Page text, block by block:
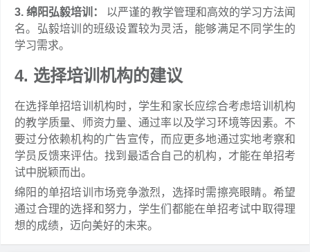
3. 绵阳弘毅培训：
以严谨的教学管理和高效的学习方法闻
名。弘毅培训的班级设置较为灵活，能够满足不同学生的
学习需求。
4. 选择培训机构的建议
在选择单招培训机构时，学生和家长应综合考虑培训机构
的教学质量、师资力量、通过率以及学习环境等因素。不
要过分依赖机构的广告宣传，而应更多地通过实地考察和
学员反馈来评估。找到最适合自己的机构，才能在单招考
试中脱颖而出。
绵阳的单招培训市场竞争激烈，选择时需擦亮眼睛。希望
通过合理的选择和努力，学生们都能在单招考试中取得理
想的成绩，迈向美好的未来。